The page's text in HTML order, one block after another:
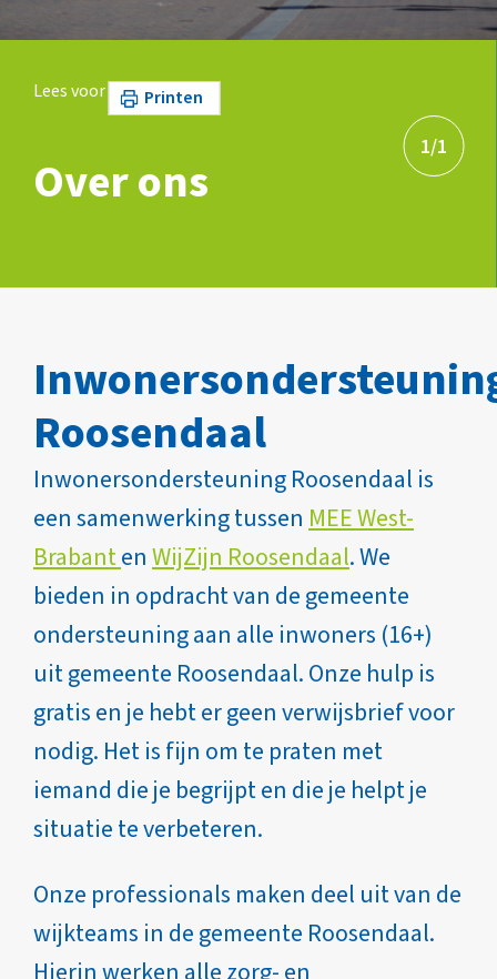
Lees voor Printen
Over ons
1/1
Roosendaal
Inwonersondersteuning Roosendaal is
een samenwerking tussen MEE West-
BrabantenWijZijn Roosendaal. We
bieden in opdracht van de gemeente
ondersteuning aan alle inwoners (16+)
uit gemeente Roosendaal. Onze hulp is
gratis en je hebt er geen verwijsbrief voor
nodig. Het is fijn om te praten met
iemand die je begrijpt en die je helpt je
situatie te verbeteren.
Onze professionals maken deel uit van de
wijkteams in de gemeente Roosendaal.